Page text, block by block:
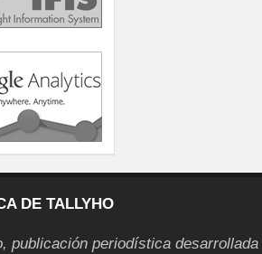
DE TALLYHO
publicación periodística desarrollada